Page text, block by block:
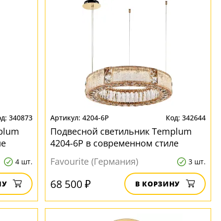
340873
4 шт.
4204-6P 342644
Подвесной светильник Templum
4204-6P в современном стиле
Favourite (Германия)
3 шт.
68 500 ₽ В КОРЗИНУ